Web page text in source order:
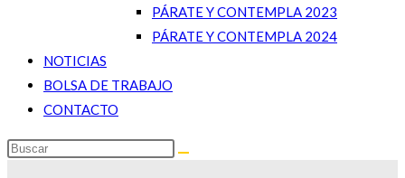
PÁRATE Y CONTEMPLA 2023
PÁRATE Y CONTEMPLA 2024
NOTICIAS
BOLSA DE TRABAJO
CONTACTO